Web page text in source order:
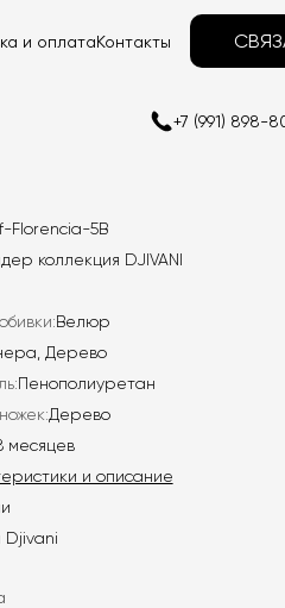
и оплатаКонтакты
+7 (991) 898-
Florencia-5B
коллекция DJIVANI
Велюр
Дерево
Пенополиуретан
Дерево
месяцев
и описание
Djivani